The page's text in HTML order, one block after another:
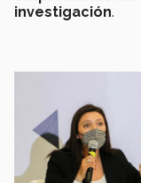
investigación.